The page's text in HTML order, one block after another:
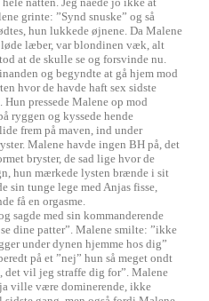
grinte: ”Synd snuske” og så
hun lukkede øjnene. Da Malene
læber, var blondinen væk, alt
at de skulle se og forsvinde nu.
og begyndte at gå hjem mod
hvor de havde haft sex sidste
pressede Malene op mod
ryggen og kyssede hende
frem på maven, ind under
Malene havde ingen BH på, det
bryster, de sad lige hvor de
hun mærkede lysten brænde i sit
sin tunge lege med Anjas fisse,
få en orgasme.
sagde med sin kommanderende
dine patter”. Malene smilte: ”ikke
under dynen hjemme hos dig”
på et ”nej” hun så meget ondt
det vil jeg straffe dig for”. Malene
ville være dominerende, ikke